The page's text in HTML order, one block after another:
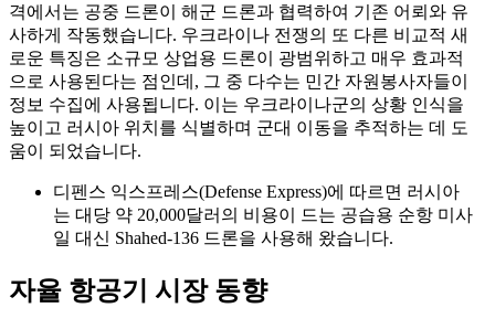
격에서는 공중 드론이 해군 드론과 협력하여 기존 어뢰와 유
사하게 작동했습니다. 우크라이나 전쟁의 또 다른 비교적 새
로운 특징은 소규모 상업용 드론이 광범위하고 매우 효과적
으로 사용된다는 점인데, 그 중 다수는 민간 자원봉사자들이
정보 수집에 사용됩니다. 이는 우크라이나군의 상황 인식을
높이고 러시아 위치를 식별하며 군대 이동을 추적하는 데 도
움이 되었습니다.
디펜스 익스프레스(Defense Express)에 따르면 러시아
는 대당 약 20,000달러의 비용이 드는 공습용 순항 미사
일 대신 Shahed-136 드론을 사용해 왔습니다.
자율 항공기 시장 동향